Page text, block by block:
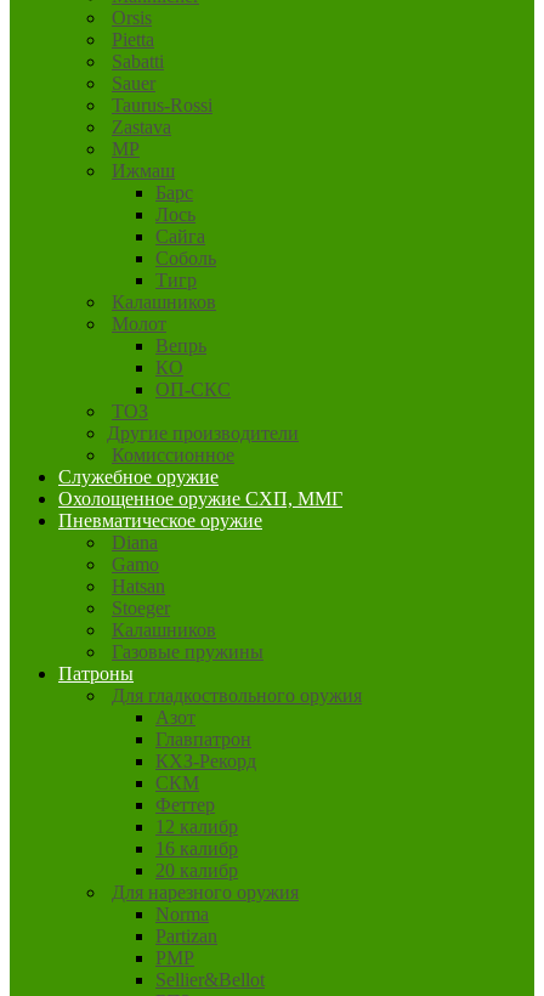
Orsis
Pietta
Sabatti
Sauer
Taurus-Rossi
Zastava
MP
Ижмаш
Барс
Лось
Сайга
Соболь
Тигр
Калашников
Молот
Вепрь
КО
ОП-СКС
ТОЗ
Другие производители
Комиссионное
Служебное оружие
Охолощенное оружие СХП, ММГ
Пневматическое оружие
Diana
Gamo
Hatsan
Stoeger
Калашников
Газовые пружины
Патроны
Для гладкоствольного оружия
Азот
Главпатрон
КХЗ-Рекорд
СКМ
Феттер
12 калибр
16 калибр
20 калибр
Для нарезного оружия
Norma
Partizan
PMP
Sellier&Bellot